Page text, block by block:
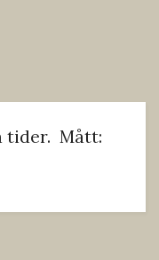
tider. Mått: